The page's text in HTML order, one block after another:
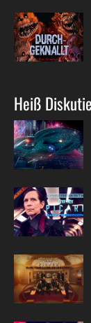
Heiß